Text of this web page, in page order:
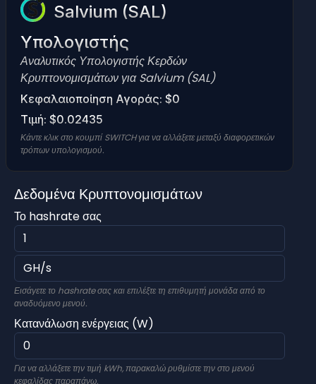
Salvium (SAL)
Υπολογιστής
Αναλυτικός Υπολογιστής Κερδών
Κρυπτονομισμάτων για Salvium (SAL)
Κεφαλαιοποίηση Αγοράς: $0
Τιμή: $0.02435
Κάντε κλικ στο κουμπί SWITCH για να αλλάξετε μεταξύ διαφορετικών
τρόπων υπολογισμού.
Δεδομένα Κρυπτονομισμάτων
Το hashrate σας
Εισάγετε το hashrate σας και επιλέξτε τη επιθυμητή μονάδα από το
αναδυόμενο μενού.
Κατανάλωση ενέργειας (W)
Για να αλλάξετε την τιμή kWh, παρακαλώ ρυθμίστε την στο μενού
κεφαλίδας παραπάνω.